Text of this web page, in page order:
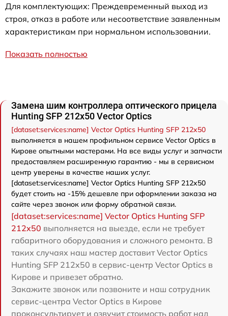
Для комплектующих: Преждевременный выход из
строя, отказ в работе или несоответствие заявленным
характеристикам при нормальном использовании.
Показать полностью
Замена шим контроллера оптического прицела
Hunting SFP 212x50 Vector Optics
[dataset:services:name] Vector Optics Hunting SFP 212x50
выполняется в нашем профильном сервисе Vector Optics в
Кирове опытными мастерами. На все виды услуг и запчасти
предоставляем расширенную гарантию - мы в сервисном
центр уверены в качестве наших услуг.
[dataset:services:name] Vector Optics Hunting SFP 212x50
будет стоить на -15% дешевле при оформлении заказа на
сайте через звонок или форму обратной связи.
[dataset:services:name] Vector Optics Hunting SFP
212x50 выполняется на выезде, если не требует
габаритного оборудования и сложного ремонта. В
таких случаях наш мастер доставит Vector Optics
Hunting SFP 212x50 в сервис-центр Vector Optics в
Кирове и привезет обратно.
Закажите звонок или позвоните и наш сотрудник
сервис-центра Vector Optics в Кирове
проконсультирует и озвучит стоимость работ над